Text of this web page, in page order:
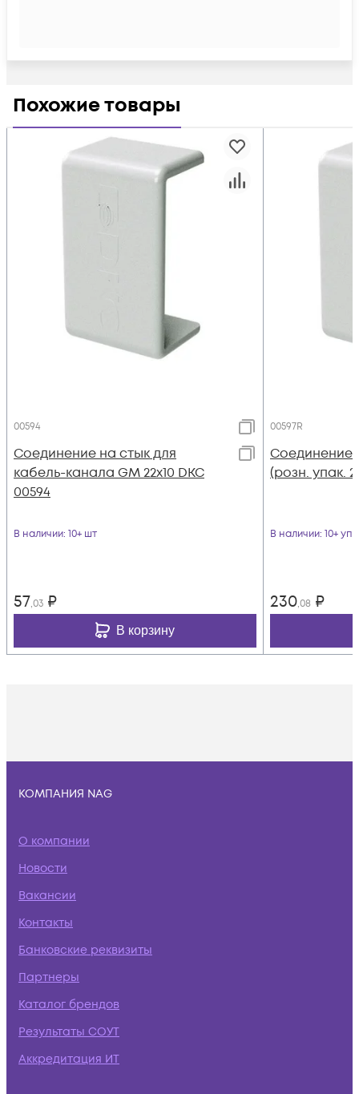
Похожие товары
00594
Соединение на стык для
кабель-канала GM 22х10 DKC
00594
В наличии: 10+ шт
57,03 ₽
В корзину
00597R
Соединение
(розн. упак.
В наличии: 10+ уп
230,08 ₽
КОМПАНИЯ NAG
О компании
Новости
Вакансии
Контакты
Банковские реквизиты
Партнеры
Каталог брендов
Результаты СОУТ
Аккредитация ИТ